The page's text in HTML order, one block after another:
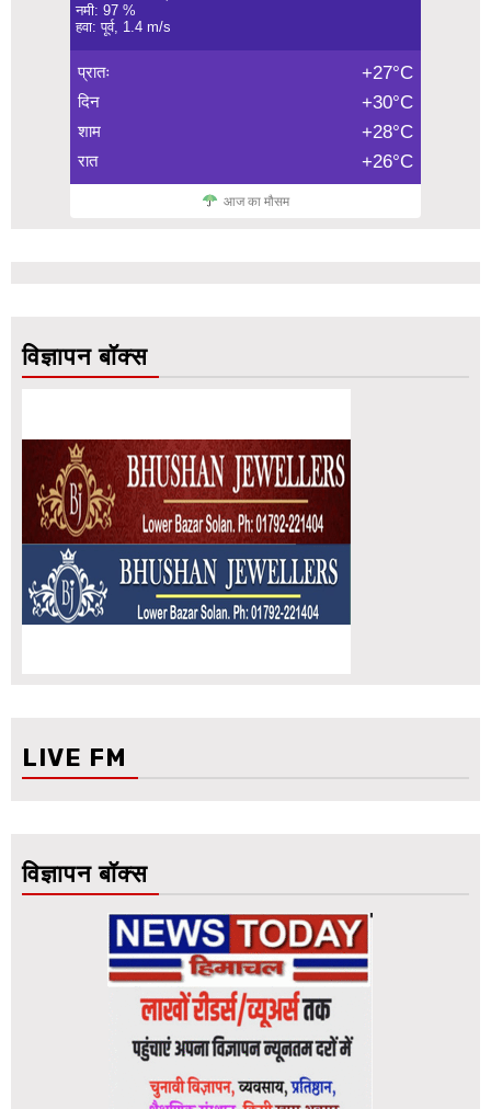
नमी: 97 %
हवा: पूर्व, 1.4 m/s
प्रातः +27°C
दिन +30°C
शाम +28°C
रात +26°C
आज का मौसम
विज्ञापन बॉक्स
LIVE FM
विज्ञापन बॉक्स